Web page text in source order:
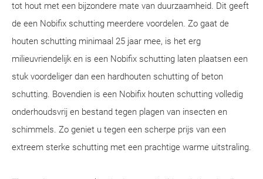
tot hout met een bijzondere mate van duurzaamheid. Dit geeft
de een Nobifix schutting meerdere voordelen. Zo gaat de
houten schutting minimaal 25 jaar mee, is het erg
milieuvriendelijk en is een Nobifix schutting laten plaatsen een
stuk voordeliger dan een hardhouten schutting of beton
schutting. Bovendien is een Nobifix houten schutting volledig
onderhoudsvrij en bestand tegen plagen van insecten en
schimmels. Zo geniet u tegen een scherpe prijs van een
extreem sterke schutting met een prachtige warme uitstraling.